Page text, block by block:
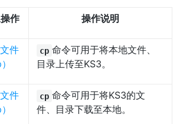
作 操作说明
件
cp 命令可用于将本地文件、
目录上传至KS3。
件
cp 命令可用于将KS3的文
件、目录下载至本地。